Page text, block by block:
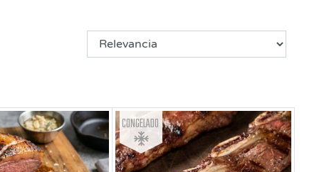
Congelado